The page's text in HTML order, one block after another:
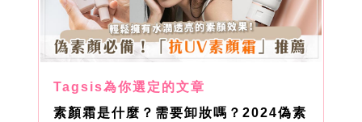
素顏霜是什麼？需要卸妝嗎？2024偽素